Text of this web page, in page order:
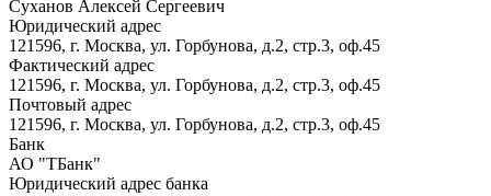
Суханов Алексей Сергеевич
Юридический адрес
121596, г. Москва, ул. Горбунова, д.2, стр.3, оф.45
Фактический адрес
121596, г. Москва, ул. Горбунова, д.2, стр.3, оф.45
Почтовый адрес
121596, г. Москва, ул. Горбунова, д.2, стр.3, оф.45
Банк
АО "ТБанк"
Юридический адрес банка